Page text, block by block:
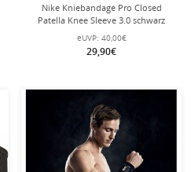
Nike Kniebandage Pro Closed
Patella Knee Sleeve 3.0 schwarz
eUVP: 40,00€
29,90€